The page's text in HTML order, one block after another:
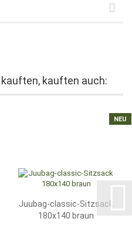
kauften auch:
NEU
Juubag-classic-Sitzsack
180x140 braun